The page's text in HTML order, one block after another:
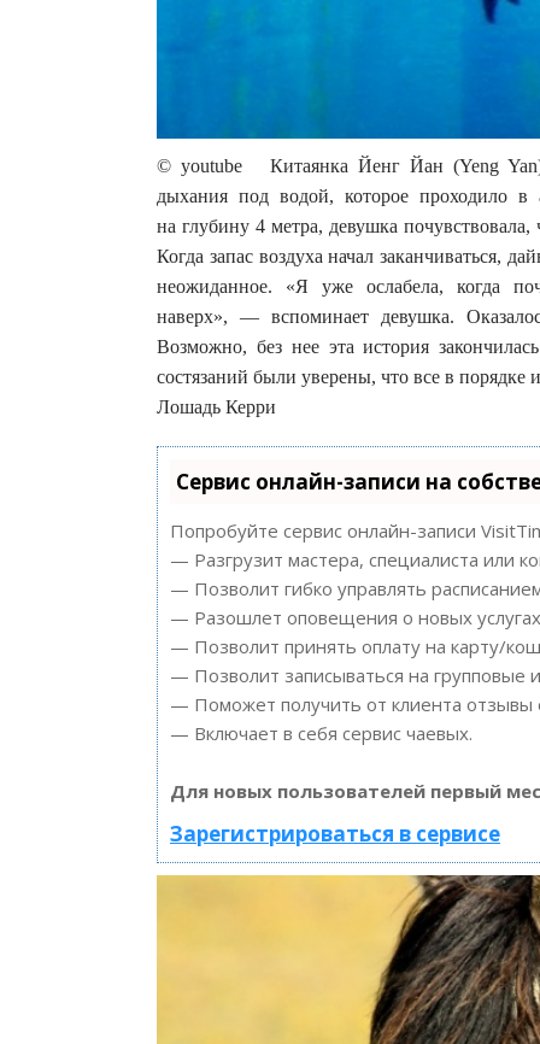
© youtube Китаянка Йенг Йан (Yeng Yan)
дыхания под водой, которое проходило
на глубину 4 метра, девушка
Когда запас воздуха начал заканчиваться,
неожиданное. «Я уже ослабела, когда
наверх», — вспоминает девушка.
Возможно, без нее эта история
состязаний были уверены, что все в порядке
Лошадь Керри
Сервис онлайн-записи на
Попробуйте сервис онлайн-записи
— Разгрузит мастера, специалиста или
— Позволит гибко управлять
— Разошлет оповещения о новых
— Позволит принять оплату на карту/
— Позволит записываться на групповые
— Поможет получить от клиента отзывы
— Включает в себя сервис чаевых.
Для новых пользователей первый
Зарегистрироваться в сервисе